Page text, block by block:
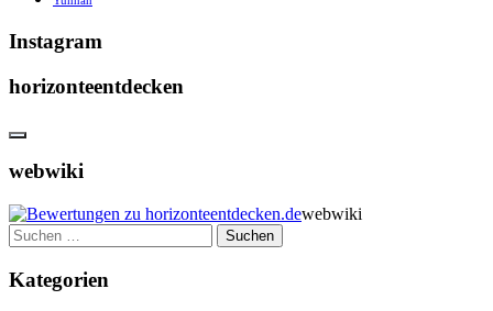
Instagram
horizonteentdecken
webwiki
webwiki
Suchen
nach:
Kategorien